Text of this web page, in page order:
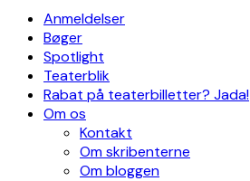
Anmeldelser
Bøger
Spotlight
Teaterblik
Rabat på teaterbilletter? Jada!
Om os
Kontakt
Om skribenterne
Om bloggen